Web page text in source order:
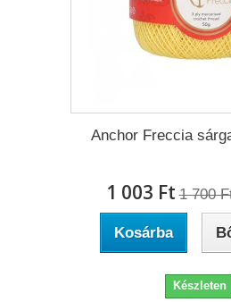
Anchor Freccia
1 003 Ft‎ 1 700
Kosárba
Készleten